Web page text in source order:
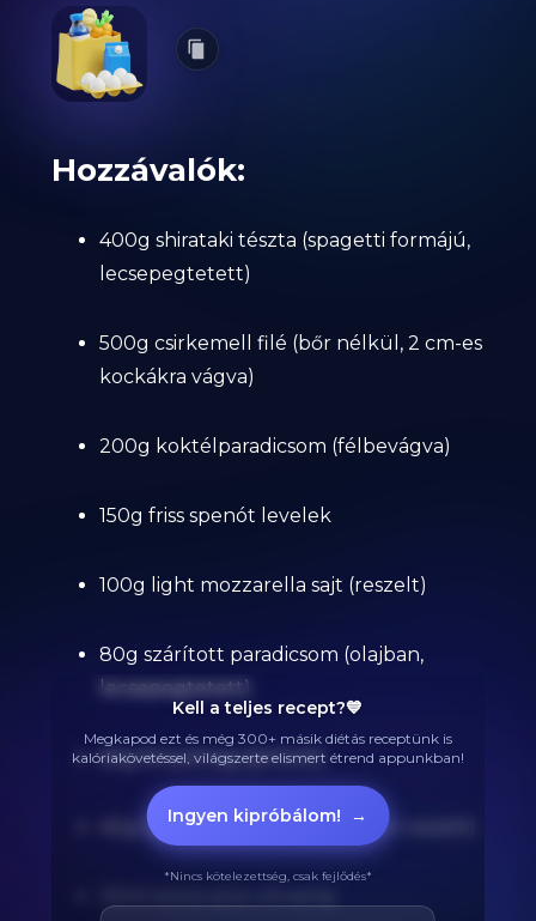
Hozzávalók:
400g shirataki tészta (spagetti formájú,
lecsepegtetett)
500g csirkemell filé (bőr nélkül, 2 cm-es
kockákra vágva)
200g koktélparadicsom (félbevágva)
150g friss spenót levelek
100g light mozzarella sajt (reszelt)
80g szárított paradicsom (olajban,
lecsepegtetett)
60g fenyőmag (pirított)
40g light parmezán sajt (frissen reszelt)
Kell a teljes recept?💙
Megkapod ezt és még 300+ másik diétás receptünk is
kalóriakövetéssel, világszerte elismert étrend appunkban!
Ingyen kipróbálom! →
*Nincs kötelezettség, csak fejlődés*